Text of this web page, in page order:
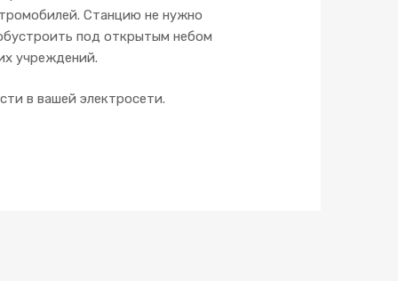
Станцию ​​не нужно
под открытым небом
учреждений.
в вашей электросети.